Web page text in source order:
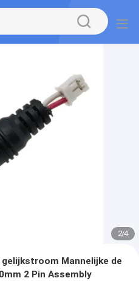
2/4
Mannelijke de
2 Pin Assembly